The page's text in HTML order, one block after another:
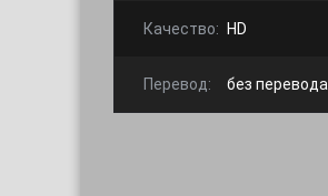
Качество: HD
Перевод: без перевода